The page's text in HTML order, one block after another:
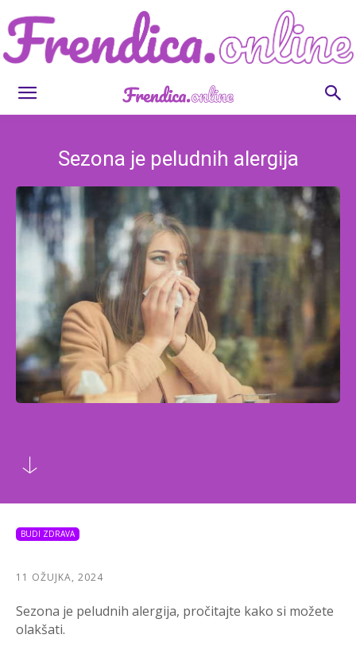
Frendica.online
Sezona je peludnih alergija
BUDI ZDRAVA
11 OŽUJKA, 2024
Sezona je peludnih alergija, pročitajte kako si možete
olakšati.